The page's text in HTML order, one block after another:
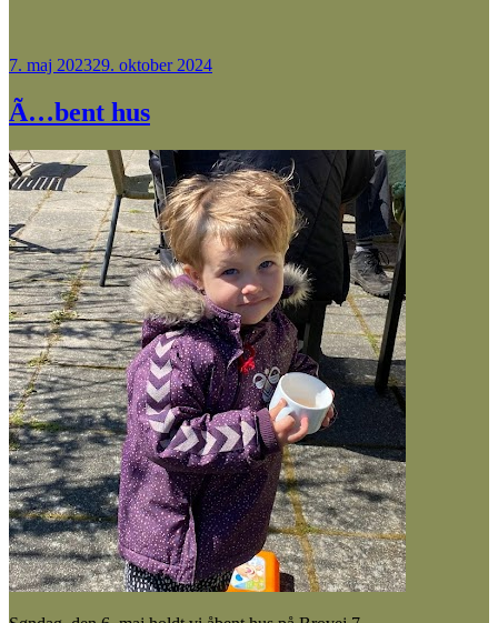
Udgivet
7. maj 202329. oktober 2024
Ã…bent hus